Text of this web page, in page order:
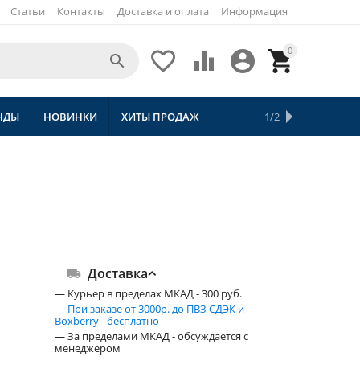
Статьи Контакты Доставка и оплата Информация
0


 

НОВИНКИ ХИТЫ ПРОДАЖ ТОВАРЫ С БЕСПЛАТНОЙ
1/2
Доставка
— Курьер в пределах МКАД - 300 руб.
— При заказе от 3000р. до ПВЗ СДЭК и
Boxberry - бесплатно
— За пределами МКАД - обсуждается с
менеджером